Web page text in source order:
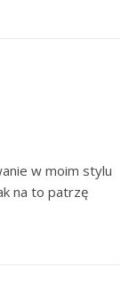
w moim stylu
na to patrzę